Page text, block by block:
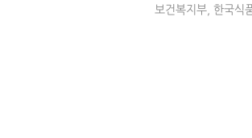
보건복지부, 한국식